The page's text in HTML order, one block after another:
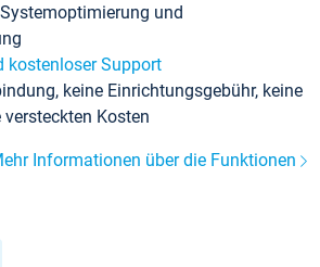
und
kostenloser Support
keine Einrichtungsgebühr, keine
Kosten
Informationen über die Funktionen